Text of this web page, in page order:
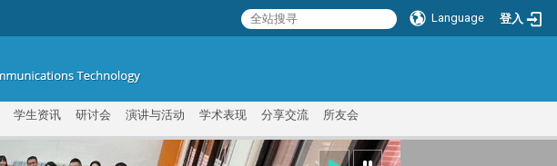
Language 登入
学生资讯 研讨会 演讲与活动 学术表现 分享交流 所友会